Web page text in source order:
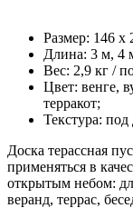
Размер: 146 х
Длина: 3 м, 4
Вес: 2,9 кг /
Цвет: венге,
терракот;
Текстура: под
Доска терассная
применяться в
открытым небом:
веранд, террас,